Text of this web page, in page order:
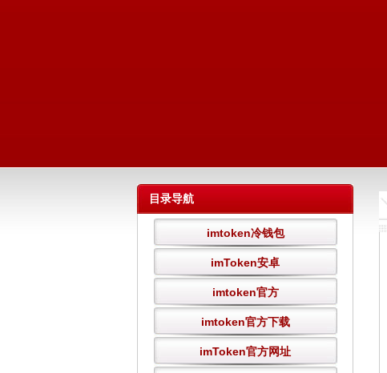
目录导航
imtoken冷钱包
imToken安卓
imtoken官方
imtoken官方下载
imToken官方网址